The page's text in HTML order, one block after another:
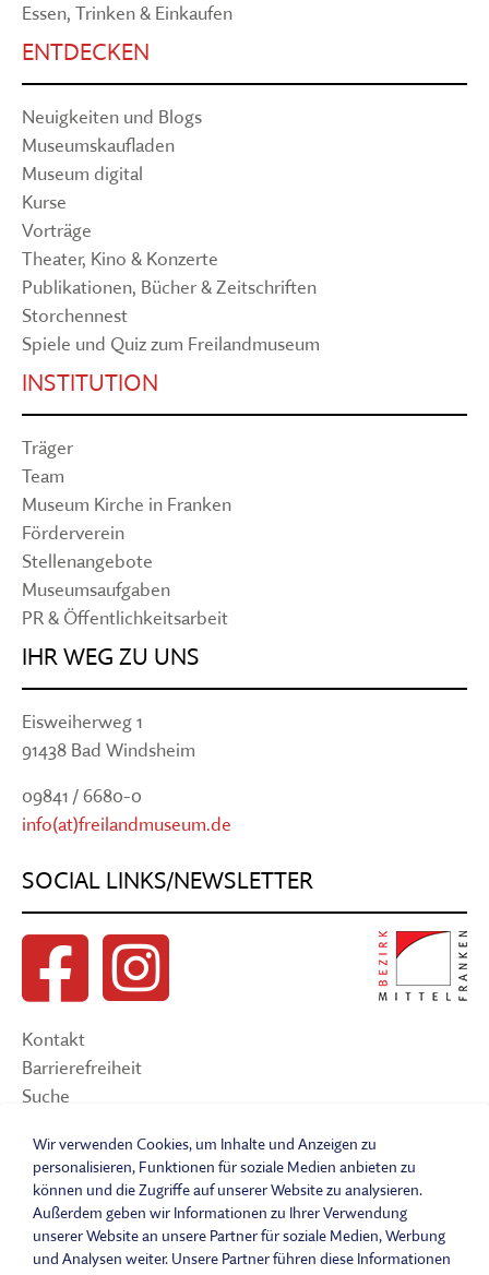
Essen, Trinken & Einkaufen
ENTDECKEN
Neuigkeiten und Blogs
Museumskaufladen
Museum digital
Kurse
Vorträge
Theater, Kino & Konzerte
Publikationen, Bücher & Zeitschriften
Storchennest
Spiele und Quiz zum Freilandmuseum
INSTITUTION
Träger
Team
Museum Kirche in Franken
Förderverein
Stellenangebote
Museumsaufgaben
PR & Öffentlichkeitsarbeit
IHR WEG ZU UNS
Eisweiherweg 1
91438 Bad Windsheim
09841 / 6680-0
info(at)freilandmuseum.de
SOCIAL LINKS/NEWSLETTER
Kontakt
Barrierefreiheit
Suche
Impressum
Datenschutzerklärung
Barrierefreiheitserklärung
Leichte Sprache
Widerrufsbelehrung
Wir verwenden Cookies, um Inhalte und Anzeigen zu
personalisieren, Funktionen für soziale Medien anbieten zu
können und die Zugriffe auf unserer Website zu analysieren.
Außerdem geben wir Informationen zu Ihrer Verwendung
unserer Website an unsere Partner für soziale Medien, Werbung
und Analysen weiter. Unsere Partner führen diese Informationen